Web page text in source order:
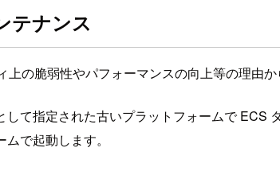
テナンス
上の脆弱性やパフォーマンスの向上等の理由
して指定された古いプラットフォームで
で起動します。